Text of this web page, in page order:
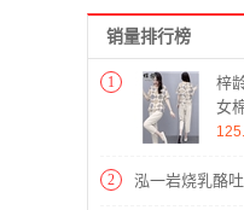
销量排行榜
1
梓
女
女
2